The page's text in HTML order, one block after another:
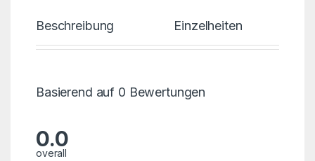
Beschreibung Einzelheiten
Basierend auf 0 Bewertungen
0.0
overall